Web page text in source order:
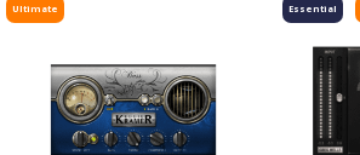
Ultimate Essential